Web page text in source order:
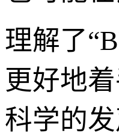
理解了
更好地
科学的